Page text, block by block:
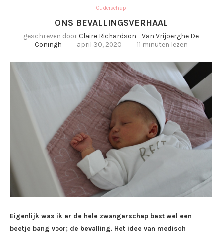
Ouderschap
ONS BEVALLINGSVERHAAL
geschreven doorClaire Richardson - Van Vrijberghe De
Coningh
april 30, 2020 11 minuten lezen
Eigenlijk was ik er de hele zwangerschap best wel een
beetje bang voor; de bevalling. Het idee van medisch